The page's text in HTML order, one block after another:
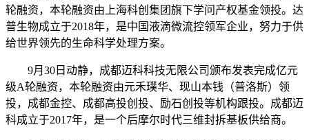
轮融资，本轮融资由上海科创集团旗下学问产权基金领投。达
普生物成立于2018年，是中国液滴微流控领军企业，努力于供
给世界领先的生命科学处理方案。
9月30日动静，成都迈科科技无限公司颁布发表完成亿元
级A轮融资，本轮融资由元禾璞华、现山本钱（普洛斯）领
投，成都金控、成都高投创投、励石创投等机构跟投。成都迈
科成立于2017年，是一个后摩尔时代三维封拆基板供给商。